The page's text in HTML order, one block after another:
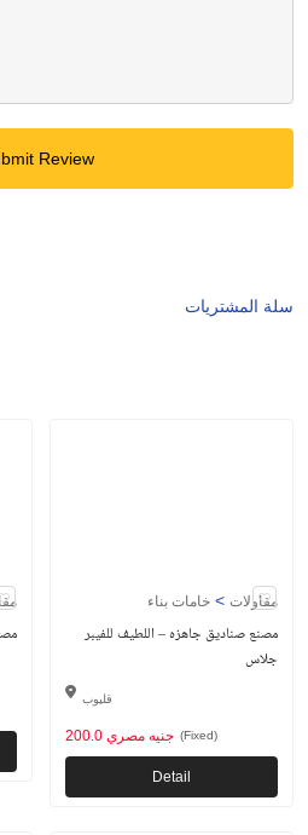
Review
سلة المشتريات
مقاولات > خامات بناء
مصنع صناديق جاهزه – اللطيف للفيبر
جلاس
قليوب
200.0 جنيه مصري (Fixed)
Detail